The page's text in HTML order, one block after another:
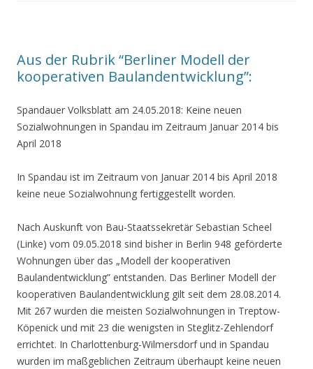
Aus der Rubrik “Berliner Modell der
kooperativen Baulandentwicklung”:
Spandauer Volksblatt am 24.05.2018: Keine neuen
Sozialwohnungen in Spandau im Zeitraum Januar 2014 bis
April 2018
In Spandau ist im Zeitraum von Januar 2014 bis April 2018
keine neue Sozialwohnung fertiggestellt worden.
Nach Auskunft von Bau-Staatssekretär Sebastian Scheel
(Linke) vom 09.05.2018 sind bisher in Berlin 948 geförderte
Wohnungen über das „Modell der kooperativen
Baulandentwicklung” entstanden. Das Berliner Modell der
kooperativen Baulandentwicklung gilt seit dem 28.08.2014.
Mit 267 wurden die meisten Sozialwohnungen in Treptow-
Köpenick und mit 23 die wenigsten in Steglitz-Zehlendorf
errichtet. In Charlottenburg-Wilmersdorf und in Spandau
wurden im maßgeblichen Zeitraum überhaupt keine neuen